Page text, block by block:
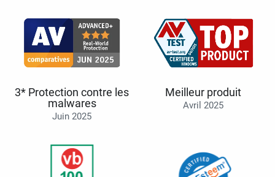
3* Protection contre les
malwares
Juin 2025
Meilleur produit
Avril 2025